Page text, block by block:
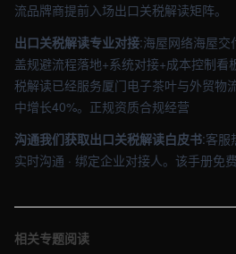
流品牌商提前入场出口关税解读矩阵。
出口关税解读专业对接:海屋网络海屋交
盖规避流程落地+系统对接+成本控制看
税解读已经服务厦门电子茶叶与外贸物
中增长40%。正规资质合规经营
沟通我们获取出口关税解读白皮书:客服
实时沟通 · 绑定企业对接人。该手册免
相关专题阅读